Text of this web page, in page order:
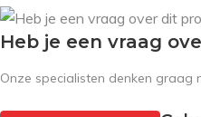
Heb je een vraag
Onze specialisten denken graag